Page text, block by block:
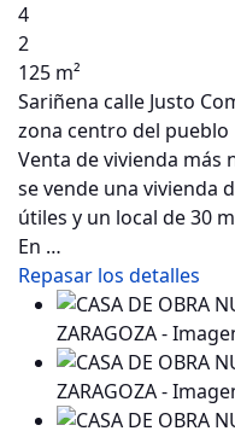
4
2
125 m²
Sariñena calle Justo
zona centro del pueblo
Venta de vivienda más
se vende una vivienda
útiles y un local de 30
En …
Repasar los detalles